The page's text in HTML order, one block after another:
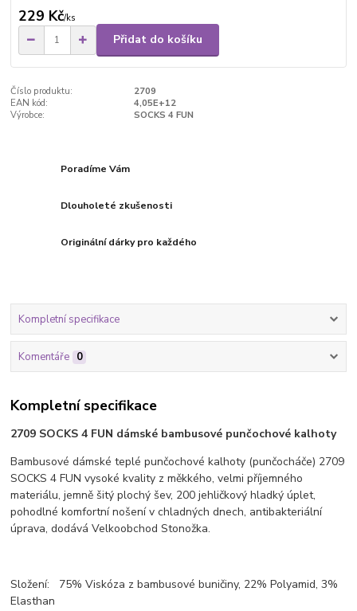
229 Kč/ks
Přidat do košíku
Číslo produktu:
2709
EAN kód:
4,05E+12
Výrobce:
SOCKS 4 FUN
Poradíme Vám
Dlouholeté zkušenosti
Originální dárky pro každého
Kompletní specifikace
Komentáře 0
Kompletní specifikace
2709 SOCKS 4 FUN dámské bambusové punčochové kalhoty
Bambusové dámské teplé punčochové kalhoty (punčocháče) 2709
SOCKS 4 FUN vysoké kvality z měkkého, velmi příjemného
materiálu, jemně šitý plochý šev, 200 jehličkový hladký úplet,
pohodlné komfortní nošení v chladných dnech, antibakteriální
úprava, dodává Velkoobchod Stonožka.
Složení: 75% Viskóza z bambusové buničiny, 22% Polyamid, 3%
Elasthan